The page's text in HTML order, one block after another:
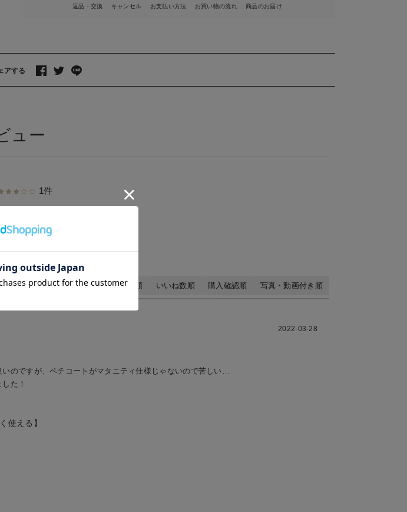
返品・交換 キャンセル お支払い方法 お買い物の流れ 商品のお届け
アする >
ュー
1件
日付順 ↓ 評価順 いいね数順 購入確認順 写真・動画付き順
2022-03-28
のですが、ペチコートがマタニティ仕様じゃないので苦しい…
た！
使える】
商品を確認する